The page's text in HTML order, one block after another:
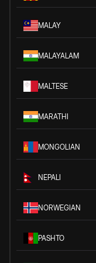
MALAY
MALAYALAM
MALTESE
MARATHI
MONGOLIAN
NEPALI
NORWEGIAN
PASHTO